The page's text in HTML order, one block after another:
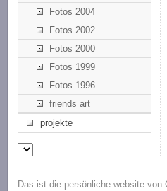
Fotos 2004
Fotos 2002
Fotos 2000
Fotos 1999
Fotos 1996
friends art
projekte
Das ist die persönliche website von